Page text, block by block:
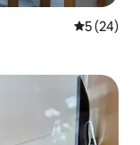
औसत रेटिंग
5 (24)